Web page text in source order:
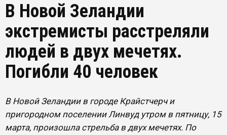
В Новой Зеландии
экстремисты расстреляли
людей в двух мечетях.
Погибли 40 человек
В Новой Зеландии в городе Крайстчерч и
пригородном поселении Линвуд утром в пятницу, 15
марта, произошла стрельба в двух мечетях. По